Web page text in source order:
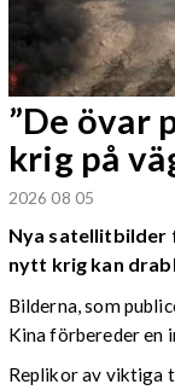
”De övar
krig på
2026 08 05
Nya satellitbilder
nytt krig kan
Bilderna, som
Kina förbereder en
Replikor av viktiga